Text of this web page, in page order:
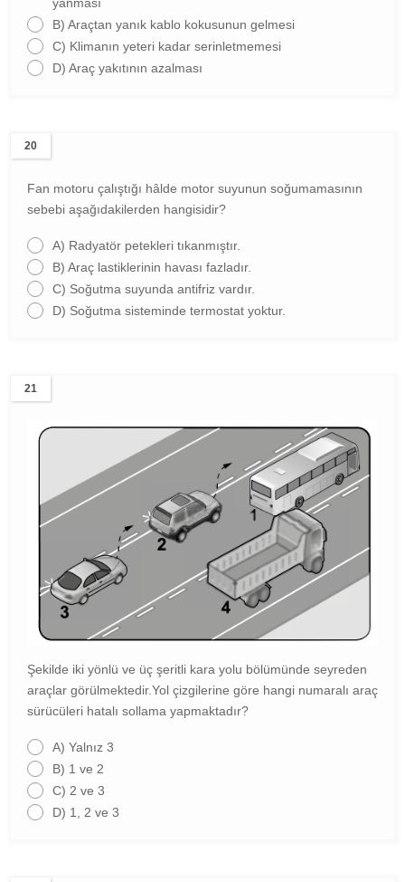
yanması
B) Araçtan yanık kablo kokusunun gelmesi
C) Klimanın yeteri kadar serinletmemesi
D) Araç yakıtının azalması
20
Fan motoru çalıştığı hâlde motor suyunun soğumamasının
sebebi aşağıdakilerden hangisidir?
A) Radyatör petekleri tıkanmıştır.
B) Araç lastiklerinin havası fazladır.
C) Soğutma suyunda antifriz vardır.
D) Soğutma sisteminde termostat yoktur.
21
Şekilde iki yönlü ve üç şeritli kara yolu bölümünde seyreden
araçlar görülmektedir.Yol çizgilerine göre hangi numaralı araç
sürücüleri hatalı sollama yapmaktadır?
A) Yalnız 3
B) 1 ve 2
C) 2 ve 3
D) 1, 2 ve 3